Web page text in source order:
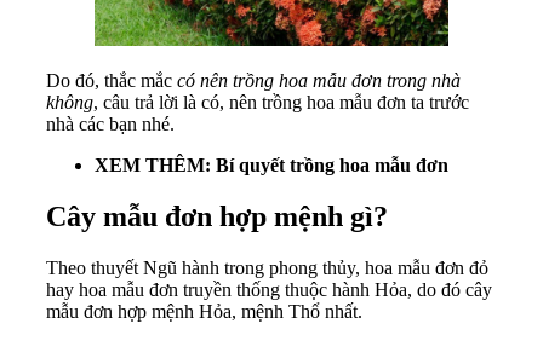
Do đó, thắc mắc có nên trồng hoa mẫu đơn trong nhà
không, câu trả lời là có, nên trồng hoa mẫu đơn ta trước
nhà các bạn nhé.
XEM THÊM: Bí quyết trồng hoa mẫu đơn
Cây mẫu đơn hợp mệnh gì?
Theo thuyết Ngũ hành trong phong thủy, hoa mẫu đơn đỏ
hay hoa mẫu đơn truyền thống thuộc hành Hỏa, do đó cây
mẫu đơn hợp mệnh Hỏa, mệnh Thổ nhất.